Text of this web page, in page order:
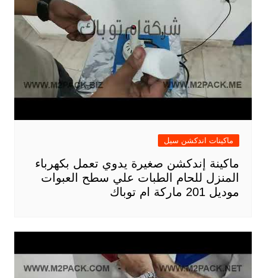
ماكينات اندكشن سيل
ماكينة إندكشن صغيرة يدوي تعمل بكهرباء
المنزل للحام الطبات علي سطح العبوات
موديل 201 ماركة ام توباك